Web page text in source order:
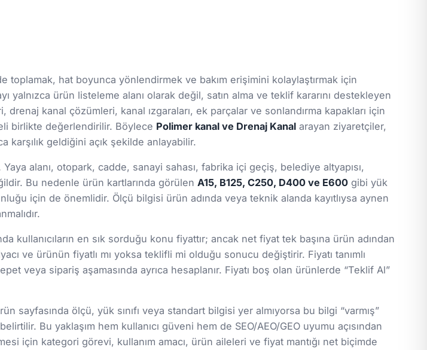
toplamak, hat boyunca yönlendirmek ve bakım erişimini kolaylaştırmak için
yalnızca ürün listeleme alanı olarak değil, satın alma ve teklif kararını destekleyen
kanal çözümleri, kanal ızgaraları, ek parçalar ve sonlandırma kapakları için
birlikte değerlendirilir. Böylece Polimer kanal ve Drenaj Kanal arayan ziyaretçiler,
karşılık geldiğini açık şekilde anlayabilir.
alanı, otopark, cadde, sanayi sahası, fabrika içi geçiş, belediye altyapısı,
Bu nedenle ürün kartlarında görülen A15, B125, C250, D400 ve E600 gibi yük
için de önemlidir. Ölçü bilgisi ürün adında veya teknik alanda kayıtlıysa aynen
kullanıcıların en sık sorduğu konu fiyattır; ancak net fiyat tek başına ürün adından
ve ürünün fiyatlı mı yoksa teklifli mi olduğu sonucu değiştirir. Fiyatı tanımlı
veya sipariş aşamasında ayrıca hesaplanır. Fiyatı boş olan ürünlerde “Teklif Al”
sayfasında ölçü, yük sınıfı veya standart bilgisi yer almıyorsa bu bilgi “varmış”
Bu yaklaşım hem kullanıcı güveni hem de SEO/AEO/GEO uyumu açısından
için kategori görevi, kullanım amacı, ürün aileleri ve fiyat mantığı net biçimde